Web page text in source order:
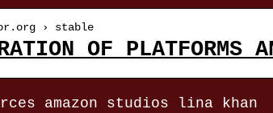
› stable
OF PLATFORMS
amazon studios lina khan